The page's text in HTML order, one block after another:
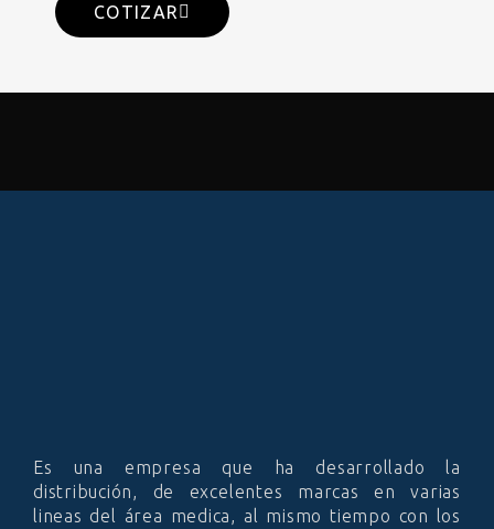
COTIZAR
Es una empresa que ha desarrollado la
distribución, de excelentes marcas en varias
lineas del área medica, al mismo tiempo con los